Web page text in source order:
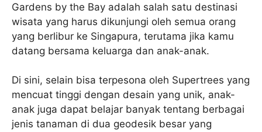
Gardens by the Bay adalah salah satu destinasi
wisata yang harus dikunjungi oleh semua orang
yang berlibur ke Singapura, terutama jika kamu
datang bersama keluarga dan anak-anak.
Di sini, selain bisa terpesona oleh Supertrees yang
mencuat tinggi dengan desain yang unik, anak-
anak juga dapat belajar banyak tentang berbagai
jenis tanaman di dua geodesik besar yang